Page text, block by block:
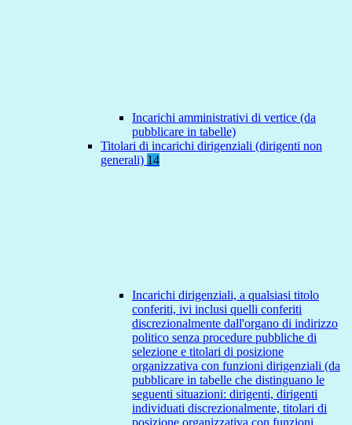
Incarichi amministrativi di vertice (da
pubblicare in tabelle)
Titolari di incarichi dirigenziali (dirigenti non
generali) 14
Incarichi dirigenziali, a qualsiasi titolo
conferiti, ivi inclusi quelli conferiti
discrezionalmente dall'organo di indirizzo
politico senza procedure pubbliche di
selezione e titolari di posizione
organizzativa con funzioni dirigenziali (da
pubblicare in tabelle che distinguano le
seguenti situazioni: dirigenti, dirigenti
individuati discrezionalmente, titolari di